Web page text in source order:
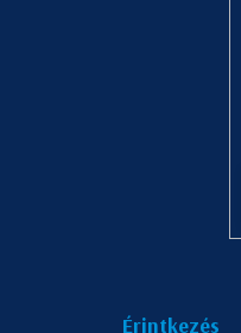
Érintkezés